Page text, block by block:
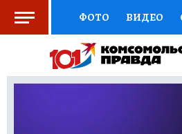
ФОТО ВИДЕО
СОЦПОДДЕРЖКА
ВЫБОР ЭКСПЕРТОВ